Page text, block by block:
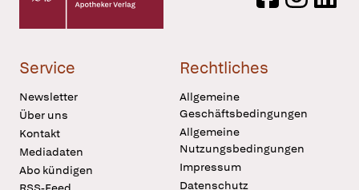
Service
Newsletter
Über uns
Kontakt
Mediadaten
Abo kündigen
Rechtliches
Allgemeine
Geschäftsbedingungen
Allgemeine
Nutzungsbedingungen
Impressum
Datenschutz